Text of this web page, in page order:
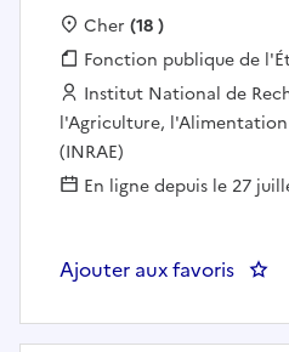
Localisation :
Cher (18 )
Fonction publique :
Fonction publique de
Employeur :
Institut National de
l'Agriculture,
(INRAE)
En ligne depuis le 27
Ajouter aux favoris :